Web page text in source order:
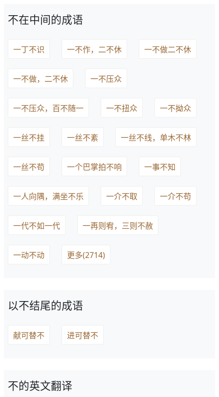
不在中间的成语
一丁不识 一不作，二不休 一不做二不休
一不做，二不休 一不压众
一不压众，百不随一 一不扭众 一不拗众
一丝不挂 一丝不紊 一丝不线，单木不林
一丝不苟 一个巴掌拍不响 一事不知
一人向隅，满坐不乐 一介不取 一介不苟
一代不如一代 一再则宥，三则不赦
一动不动 更多(2714)
以不结尾的成语
献可替不 进可替不
不的英文翻译